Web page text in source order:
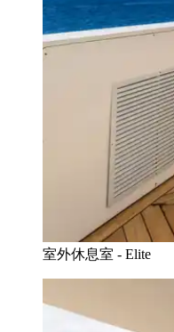
室外休息室 - Elite